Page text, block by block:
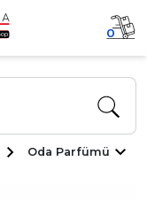
0
Oda Parfümü